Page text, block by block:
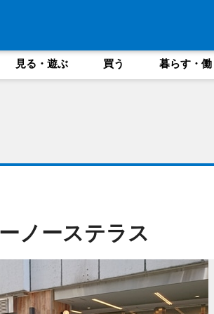
見る・遊ぶ 買う 暮らす・働
ノーステラス